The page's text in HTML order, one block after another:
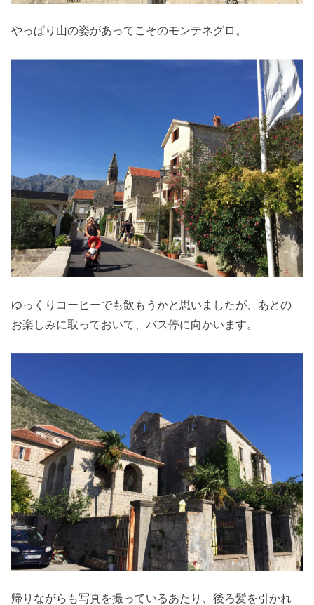
やっぱり山の姿があってこそのモンテネグロ。
ゆっくりコーヒーでも飲もうかと思いましたが、あとの
お楽しみに取っておいて、バス停に向かいます。
帰りながらも写真を撮っているあたり、後ろ髪を引かれ